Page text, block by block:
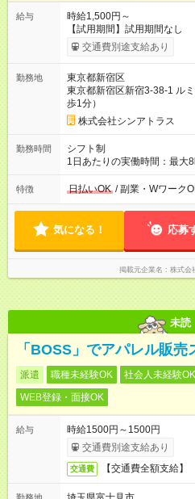
給与
時給1,500円～
【試用期間】試用期間なし
交通費別途支給あり
勤務地
東京都新宿区
東京都新宿区新宿3-38-1 ル
歩1分）
株式会社シンアトラス
勤務時間
シフト制
1日あたりの実働時間：最
土日祝含む週5日勤務 ※希望休み出せます
～21：30 の間でシフト制（
ません
特徴 日払いOK / 副業・Wワーク
気になる！ 応募
掲載元企業名 株式会
未読
「BOSS」でアパレル販売
派遣 職種未経験OK 社会人未経験OK
WEB登録・面接OK
給与
時給1500円～1500円
交通費別途支給あり
交通費 【交通費全額支給】